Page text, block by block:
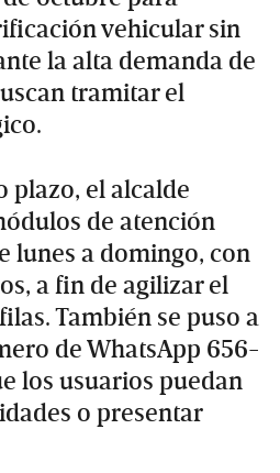
vehicular sin
la alta demanda de
tramitar el
plazo, el alcalde
de atención
lunes a domingo, con
a fin de agilizar el
También se puso a
de WhatsApp 656-
los usuarios puedan
o presentar